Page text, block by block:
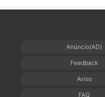
Anúncio(AD)
Feedback
Aviso
FAQ